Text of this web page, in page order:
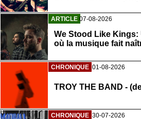
ARTICLE 07-08-2026
We Stood Like
où la musique fait
CHRONIQUE 01-08-2026
TROY THE BAND -
CHRONIQUE 30-07-2026